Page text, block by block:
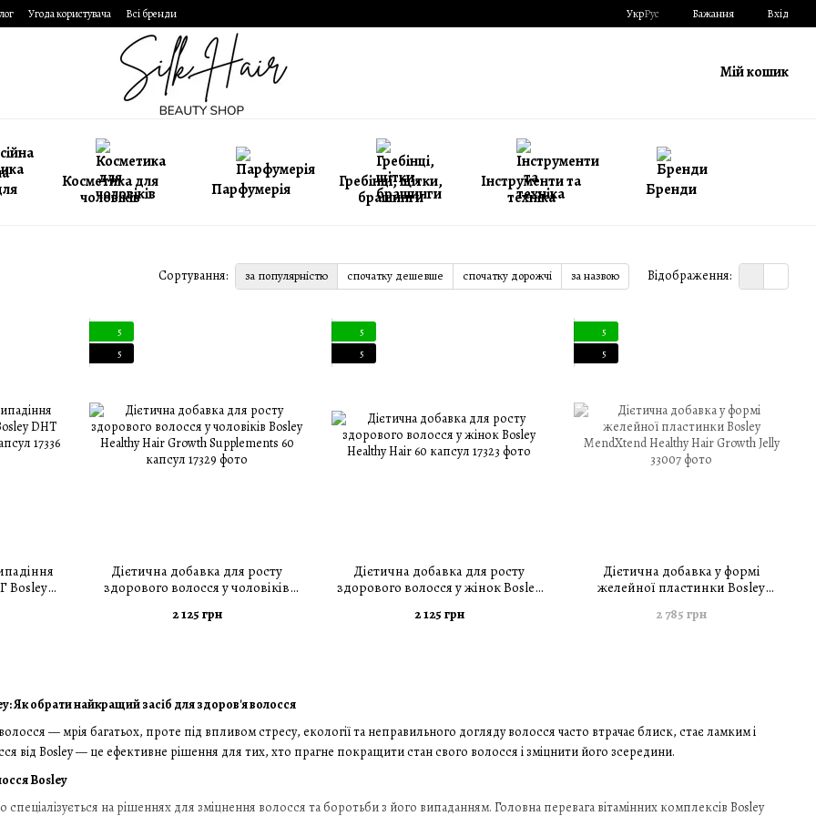
Угода користувача Всі бренди УкрРус Бажання Вхід
Мій кошик
Косметика для
чоловіків
Парфумерія
Гребінці, щітки,
брашинги
Інструменти та
техніка
Бренди
Сортування: за популярністю спочатку дешевше спочатку дорожчі за назвою Відображення:
Як обрати найкращий засіб для здоров'я волосся
— мрія багатьох, проте під впливом стресу, екології та неправильного догляду волосся часто втрачає блиск, стає ламким і
від Bosley — це ефективне рішення для тих, хто прагне покращити стан свого волосся і зміцнити його зсередини.
Bosley
на рішеннях для зміцнення волосся та боротьби з його випаданням. Головна перевага вітамінних комплексів Bosley
Bosley
5
5
Дієтична добавка для росту
здорового волосся у чоловіків
Supplements 60 капсул
2 125 грн
5
5
Дієтична добавка для росту
здорового волосся у жінок Bosley
2 125 грн
5
5
Дієтична добавка у формі
желейної пластинки Bosley
Jelly
2 785 грн